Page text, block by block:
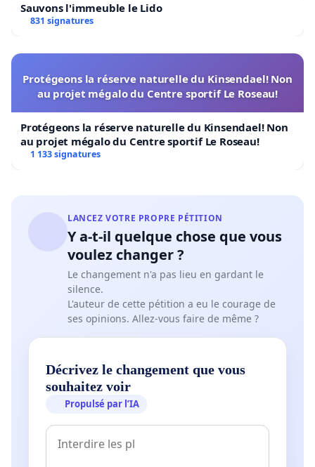
Sauvons l'immeuble le Lido
831 signatures
Protégeons la réserve naturelle du Kinsendael! Non
au projet mégalo du Centre sportif Le Roseau!
Protégeons la réserve naturelle du Kinsendael! Non
au projet mégalo du Centre sportif Le Roseau!
1 133 signatures
LANCEZ VOTRE PROPRE PÉTITION
Y a-t-il quelque chose que vous
voulez changer ?
Le changement n'a pas lieu en gardant le
silence.
L'auteur de cette pétition a eu le courage de
ses opinions. Allez-vous faire de même ?
Décrivez le changement que vous
souhaitez voir
Propulsé par l’IA